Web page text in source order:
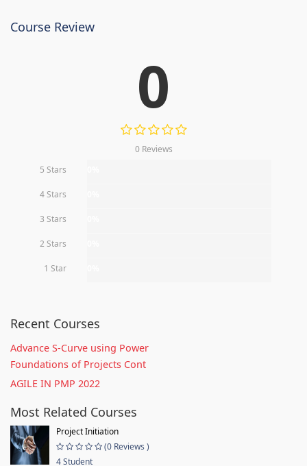
Course Review
0
0 Reviews
5 Stars
4 Stars
3 Stars
2 Stars
1 Star
Recent Courses
Advance S-Curve using Power
Foundations of Projects Cont
AGILE IN PMP 2022
Most Related Courses
Project Initiation
(0 Reviews )
4 Student